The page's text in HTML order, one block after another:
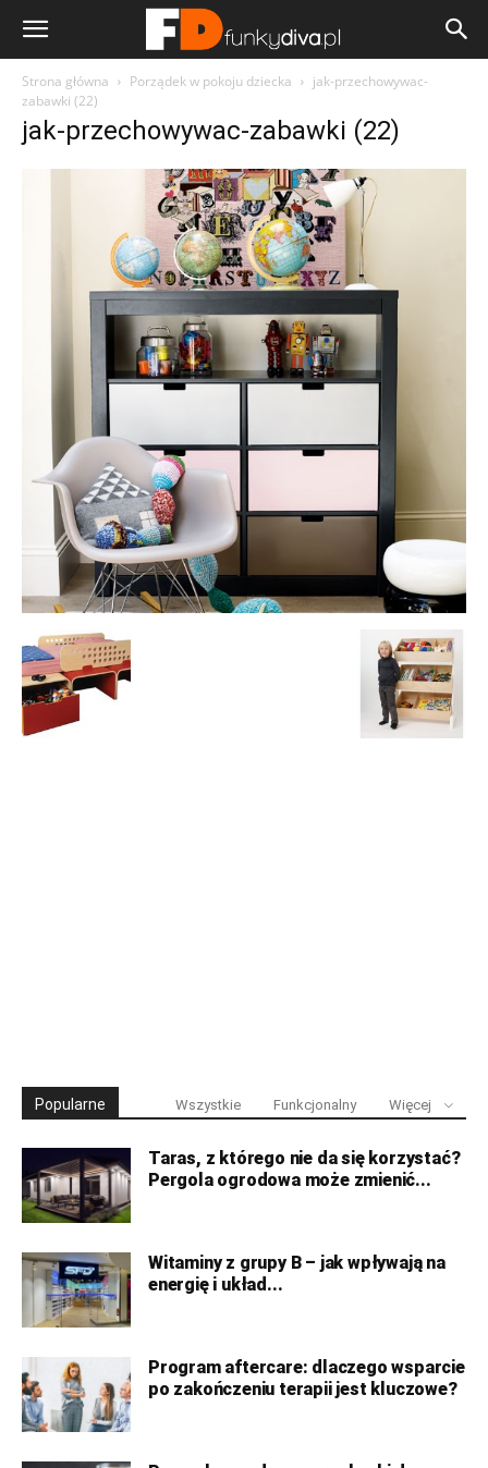
Strona główna Porządek w pokoju dziecka
jak-przechowywac-
zabawki (22)
jak-przechowywac-zabawki (22)
Popularne Wszystkie Funkcjonalny Więcej
Taras, z którego nie da się korzystać?
Pergola ogrodowa może zmienić...
Witaminy z grupy B – jak wpływają na
energię i układ...
Program aftercare: dlaczego wsparcie
po zakończeniu terapii jest kluczowe?